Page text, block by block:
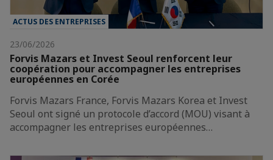
ACTUS DES ENTREPRISES
23/06/2026
Forvis Mazars et Invest Seoul renforcent leur
coopération pour accompagner les entreprises
européennes en Corée
Forvis Mazars France, Forvis Mazars Korea et Invest
Seoul ont signé un protocole d’accord (MOU) visant à
accompagner les entreprises européennes…